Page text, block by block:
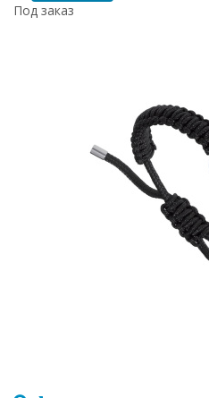
Под заказ